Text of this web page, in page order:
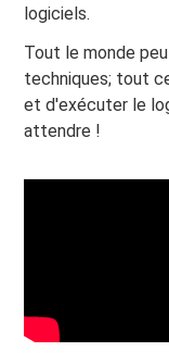
logiciels.
Tout le monde
techniques; tout
et d'exécuter le
attendre !